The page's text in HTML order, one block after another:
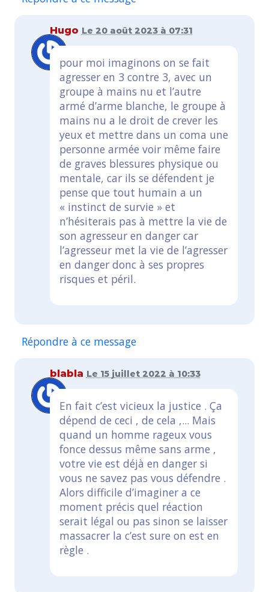
Hugo Le 20 août 2023 à 07:31
pour moi imaginons on se fait
agresser en 3 contre 3, avec un
groupe à mains nu et l’autre
armé d’arme blanche, le groupe à
mains nu a le droit de crever les
yeux et mettre dans un coma une
personne armée voir même faire
de graves blessures physique ou
mentale, car ils se défendent je
pense que tout humain a un
« instinct de survie » et
n’hésiterais pas à mettre la vie de
son agresseur en danger car
l’agresseur met la vie de l’agresser
en danger donc à ses propres
risques et péril.
Répondre à ce message
blabla Le 15 juillet 2022 à 10:33
En fait c’est vicieux la justice . Ça
dépend de ceci , de cela ,... Mais
quand un homme rageux vous
fonce dessus même sans arme ,
votre vie est déjà en danger si
vous ne savez pas vous défendre .
Alors difficile d’imaginer a ce
moment précis quel réaction
serait légal ou pas sinon se laisser
massacrer la c’est sure on est en
règle .